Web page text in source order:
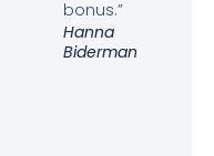
bonus.”
Hanna
Biderman